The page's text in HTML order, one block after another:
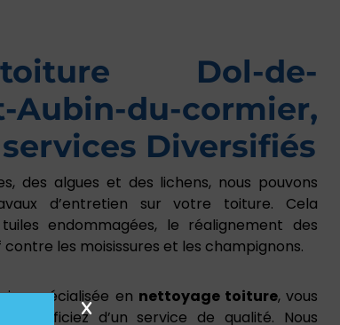
Dol-de-
Aubin-du-cormier,
Diversifiés
des algues et des lichens, nous pouvons
d’entretien sur votre toiture. Cela
endommagées, le réalignement des
les moisissures et les champignons.
spécialisée en nettoyage toiture, vous
bénéficiez d’un service de qualité. Nous
X